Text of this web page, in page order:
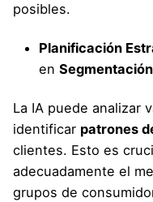
posibles.
Planificación
en
La IA puede analizar
identificar patrones
clientes. Esto es
adecuadamente el
grupos de